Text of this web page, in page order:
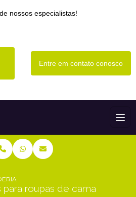
nossos especialistas!
Entre em contato conosco
24 HORAS PARA ROUPAS DE CAMA
para roupas de cama